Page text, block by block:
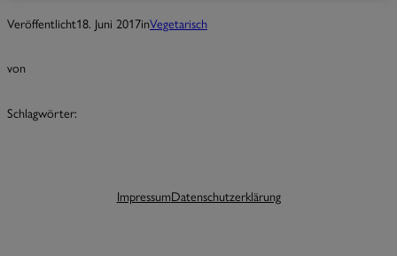
Veröffentlicht18. Juni 2017inVegetarisch
von
Schlagwörter:
ImpressumDatenschutzerklärung